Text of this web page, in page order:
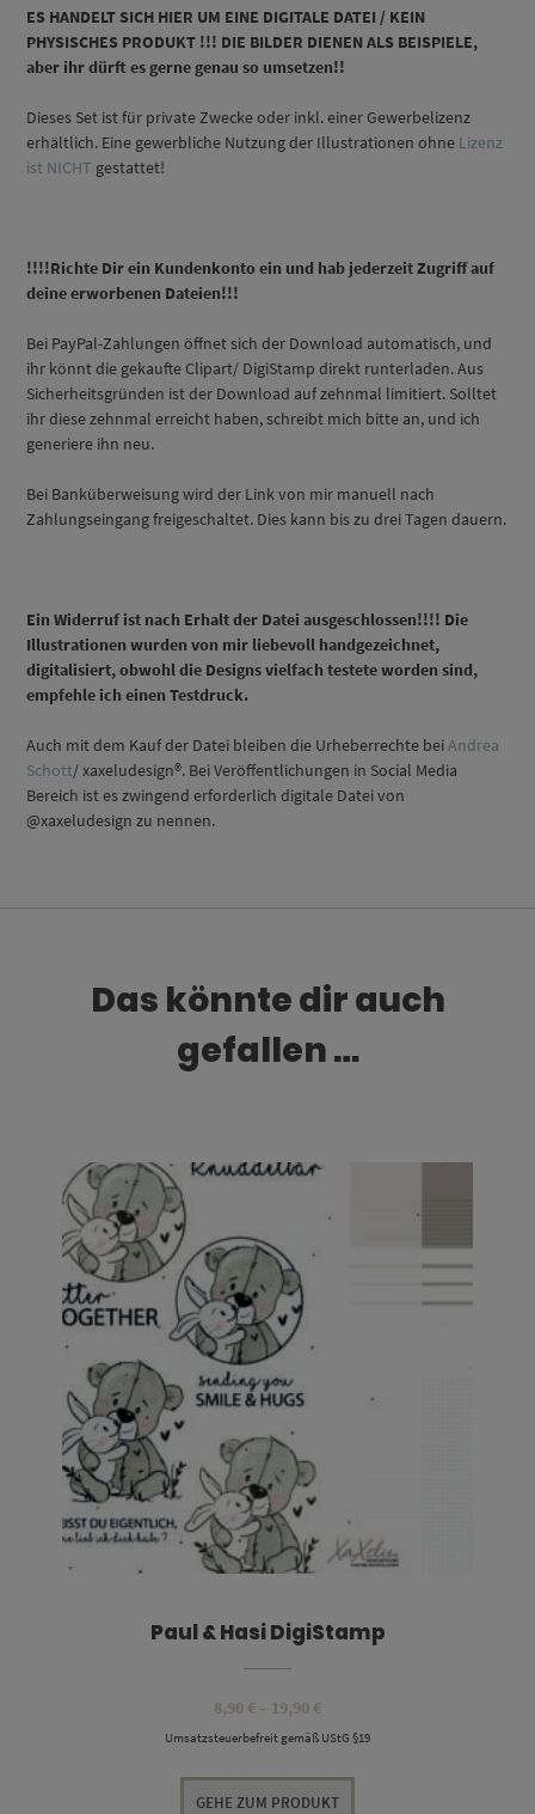
ES HANDELT SICH HIER UM EINE DIGITALE DATEI / KEIN
PHYSISCHES PRODUKT !!! DIE BILDER DIENEN ALS BEISPIELE,
aber ihr dürft es gerne genau so umsetzen!!
Dieses Set ist für private Zwecke oder inkl. einer Gewerbelizenz
erhältlich. Eine gewerbliche Nutzung der Illustrationen ohne Lizenz
ist NICHT gestattet!
!!!!Richte Dir ein Kundenkonto ein und hab jederzeit Zugriff auf
deine erworbenen Dateien!!!
Bei PayPal-Zahlungen öffnet sich der Download automatisch, und
ihr könnt die gekaufte Clipart/ DigiStamp direkt runterladen. Aus
Sicherheitsgründen ist der Download auf zehnmal limitiert. Solltet
ihr diese zehnmal erreicht haben, schreibt mich bitte an, und ich
generiere ihn neu.
Bei Banküberweisung wird der Link von mir manuell nach
Zahlungseingang freigeschaltet. Dies kann bis zu drei Tagen dauern.
Ein Widerruf ist nach Erhalt der Datei ausgeschlossen!!!! Die
Illustrationen wurden von mir liebevoll handgezeichnet,
digitalisiert, obwohl die Designs vielfach testete worden sind,
empfehle ich einen Testdruck.
Auch mit dem Kauf der Datei bleiben die Urheberrechte beiAndrea
Schott/ xaxeludesign®. Bei Veröffentlichungen in Social Media
Bereich ist es zwingend erforderlich digitale Datei von
@xaxeludesign zu nennen.
Das könnte dir auch
gefallen …
Dieses Produkt weist mehrere Varianten auf. Die Optionen können auf der Produktseite gewählt werden
Paul & Hasi DigiStamp
8,90 € – 19,90 €
bis
Umsatzsteuerbefreit gemäß UStG §19
GEHE ZUM PRODUKT